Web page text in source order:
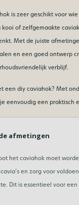
is zeer geschikt voor
kooi of zelfgemaakte
Met de juiste
en een goed ontwerp
verblijf.
een diy caviahok? Met
eenvoudig een praktisch
afmetingen
het caviahok moet
en zorg voor
Dit is essentieel voor